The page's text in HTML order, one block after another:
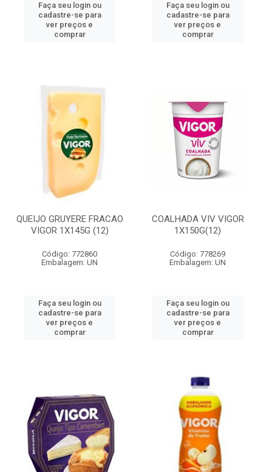
Faça seu login ou
cadastre-se para
ver preços e
comprar
Faça seu login ou
cadastre-se para
ver preços e
comprar
QUEIJO GRUYERE FRACAO
VIGOR 1X145G (12)
Código: 772860
Embalagem: UN
Faça seu login ou
cadastre-se para
ver preços e
comprar
COALHADA VIV VIGOR
1X150G(12)
Código: 778269
Embalagem: UN
Faça seu login ou
cadastre-se para
ver preços e
comprar